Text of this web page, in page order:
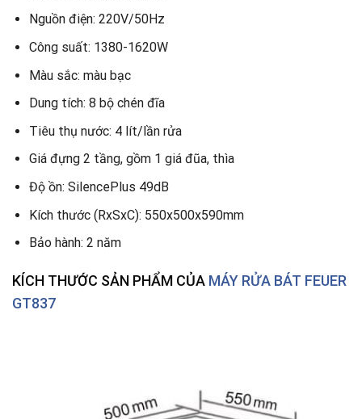
Nguồn điện: 220V/50Hz
Công suất: 1380-1620W
Màu sắc: màu bạc
Dung tích: 8 bộ chén đĩa
Tiêu thụ nước: 4 lít/lần rửa
Giá đựng 2 tầng, gồm 1 giá đũa, thìa
Độ ồn: SilencePlus 49dB
Kích thước (RxSxC): 550x500x590mm
Bảo hành: 2 năm
KÍCH THƯỚC SẢN PHẨM CỦA MÁY RỬA BÁT FEUER
GT837